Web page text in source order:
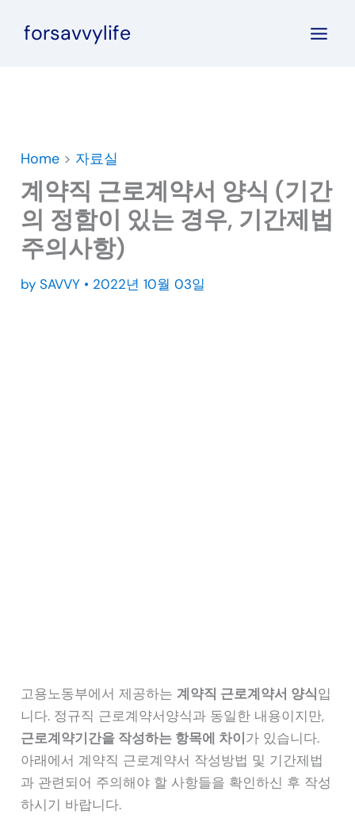
forsavvylife
Home > 자료실
계약직 근로계약서 양식 (기간
의 정함이 있는 경우, 기간제법
주의사항)
by SAVVY • 2022년 10월 03일
고용노동부에서 제공하는계약직 근로계약서 양식입
니다. 정규직 근로계약서양식과 동일한 내용이지만,
근로계약기간을 작성하는 항목에 차이가 있습니다.
아래에서 계약직 근로계약서 작성방법 및 기간제법
과 관련되어 주의해야 할 사항들을 확인하신 후 작성
하시기 바랍니다.